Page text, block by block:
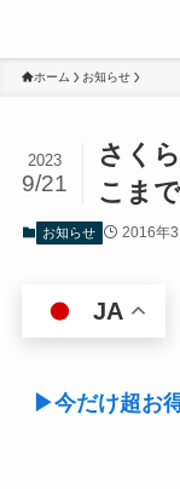
ホーム お知らせ
さく
こま
2023
9/21
お知らせ 2016年3
JA
▶今だけ超お